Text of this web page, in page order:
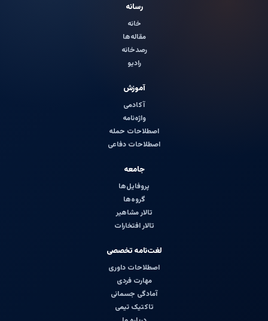
رسانه
خانه
مقاله‌ها
رصدخانه
رادیو
آموزش
آکادمی
واژه‌نامه
اصطلاحات حمله
اصطلاحات دفاعی
جامعه
پروفایل‌ها
گروه‌ها
تالار مشاهیر
تالار افتخارات
لغت‌نامه تخصصی
اصطلاحات داوری
مهارت فردی
آمادگی جسمانی
تاکتیک تیمی